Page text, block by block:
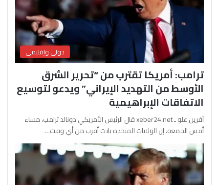
دولي وإقليمي
ترامب: أمريكا تقترب من “تحرير الشرق
الأوسط من التهديد الإيراني” ويدعو لتوسيع
الاتفاقات الإبراهيمية
آفرين علو ـ xeber24.net قال الرئيس الأمريكي دونالد ترامب، مساء
أمس الجمعة، إن الولايات المتحدة باتت أقرب من أي وقت…